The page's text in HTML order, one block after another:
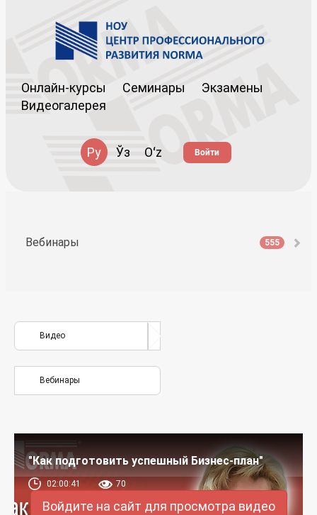
Онлайн-курсы Семинары
Экзамены
Видеогалерея
Ру Ўз Oʻz Войти
Вебинары 555
Видео
Вебинары
"Как подготовить успешный Бизнес-план"
02:00:41 70
Войдите на сайт для просмотра видео